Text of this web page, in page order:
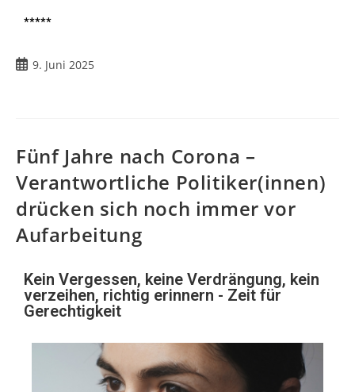
*****
9. Juni 2025
Fünf Jahre nach Corona –
Verantwortliche Politiker(innen)
drücken sich noch immer vor
Aufarbeitung
Kein Vergessen, keine Verdrängung, kein
verzeihen, richtig erinnern - Zeit für
Gerechtigkeit